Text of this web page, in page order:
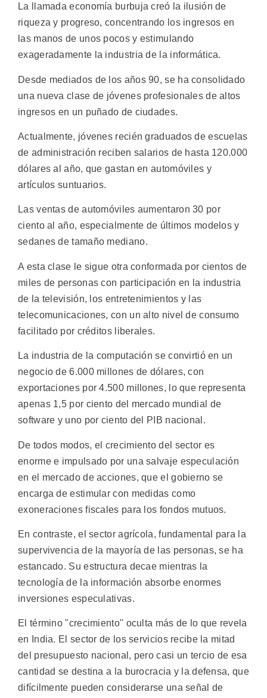
La llamada economía burbuja creó la ilusión de
riqueza y progreso, concentrando los ingresos en
las manos de unos pocos y estimulando
exageradamente la industria de la informática.
Desde mediados de los años 90, se ha consolidado
una nueva clase de jóvenes profesionales de altos
ingresos en un puñado de ciudades.
Actualmente, jóvenes recién graduados de escuelas
de administración reciben salarios de hasta 120.000
dólares al año, que gastan en automóviles y
artículos suntuarios.
Las ventas de automóviles aumentaron 30 por
ciento al año, especialmente de últimos modelos y
sedanes de tamaño mediano.
A esta clase le sigue otra conformada por cientos de
miles de personas con participación en la industria
de la televisión, los entretenimientos y las
telecomunicaciones, con un alto nivel de consumo
facilitado por créditos liberales.
La industria de la computación se convirtió en un
negocio de 6.000 millones de dólares, con
exportaciones por 4.500 millones, lo que representa
apenas 1,5 por ciento del mercado mundial de
software y uno por ciento del PIB nacional.
De todos modos, el crecimiento del sector es
enorme e impulsado por una salvaje especulación
en el mercado de acciones, que el gobierno se
encarga de estimular con medidas como
exoneraciones fiscales para los fondos mutuos.
En contraste, el sector agrícola, fundamental para la
supervivencia de la mayoría de las personas, se ha
estancado. Su estructura decae mientras la
tecnología de la información absorbe enormes
inversiones especulativas.
El término "crecimiento" oculta más de lo que revela
en India. El sector de los servicios recibe la mitad
del presupuesto nacional, pero casi un tercio de esa
cantidad se destina a la burocracia y la defensa, que
difícilmente pueden considerarse una señal de